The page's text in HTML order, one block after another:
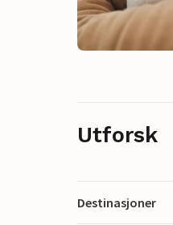
Utforsk
Destinasjoner